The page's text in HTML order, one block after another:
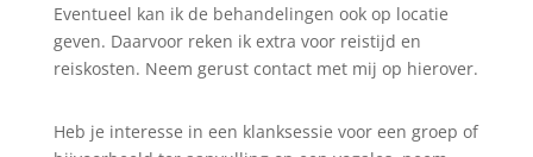
Eventueel kan ik de behandelingen ook op locatie
geven. Daarvoor reken ik extra voor reistijd en
reiskosten. Neem gerust contact met mij op hierover.
Heb je interesse in een klanksessie voor een groep of